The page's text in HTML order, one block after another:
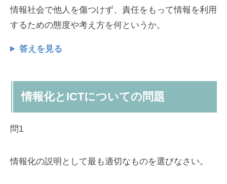
情報社会で他人を傷つけず、責任をもって情報を利用
するための態度や考え方を何というか。
答えを見る
情報化とICTについての問題
問1
情報化の説明として最も適切なものを選びなさい。